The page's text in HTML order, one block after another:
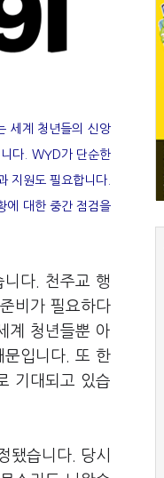
세계 청년들의 신앙
다. WYD가 단순한
지원도 필요합니다.
에 대한 중간 점검을
다. 천주교 행
비가 필요하다
계 청년들뿐 아
문입니다. 또 한
기대되고 있습
됐습니다. 당시